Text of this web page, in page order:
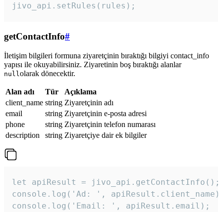
jivo_api.setRules(rules);
getContactInfo#
İletişim bilgileri formuna ziyaretçinin bıraktığı bilgiyi contact_info
yapısı ile okuyabilirsiniz. Ziyaretinin boş bıraktığı alanlar
null olarak dönecektir.
Alan adı Tür
Açıklama
client_name string Ziyaretçinin adı
email
string Ziyaretçinin e-posta adresi
phone
string Ziyaretçinin telefon numarası
description
string Ziyaretçiye dair ek bilgiler
let apiResult = jivo_api.getContactInfo();
console.log('Ad: ',
console.log('Email: ', apiResult.email);